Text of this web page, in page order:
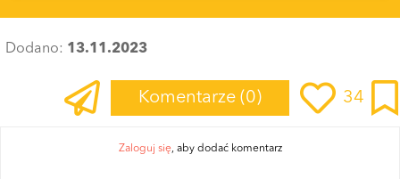
Dodano: 13.11.2023
Komentarze (0) 34
Zaloguj się, aby dodać komentarz